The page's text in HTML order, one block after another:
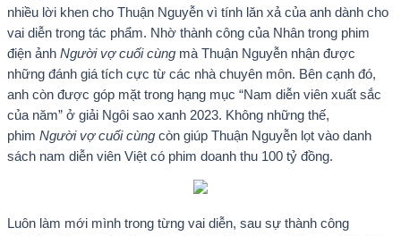
nhiều lời khen cho Thuận Nguyễn vì tính lăn xả của anh dành cho
vai diễn trong tác phẩm. Nhờ thành công của Nhân trong phim
điện ảnh Người vợ cuối cùng mà Thuận Nguyễn nhận được
những đánh giá tích cực từ các nhà chuyên môn. Bên cạnh đó,
anh còn được góp mặt trong hạng mục “Nam diễn viên xuất sắc
của năm” ở giải Ngôi sao xanh 2023. Không những thế,
phim Người vợ cuối cùng còn giúp Thuận Nguyễn lọt vào danh
sách nam diễn viên Việt có phim doanh thu 100 tỷ đồng.
Luôn làm mới mình trong từng vai diễn, sau sự thành công